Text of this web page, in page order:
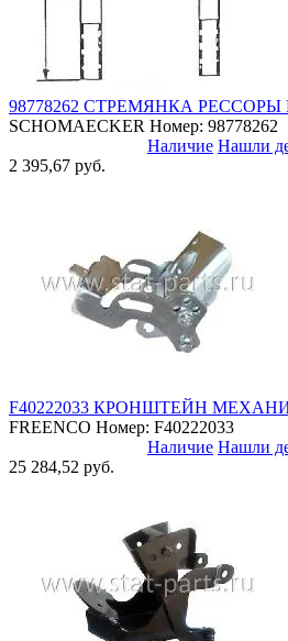
98778262 СТРЕМЯНКА РЕССОРЫ
SCHOMAECKER Номер: 98778262
Наличие Нашли
2 395,67 руб.
F40222033 КРОНШТЕЙН
FREENCO Номер: F40222033
Наличие Нашли
25 284,52 руб.